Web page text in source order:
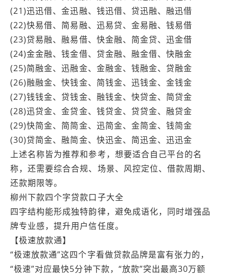
(21)迅迅借、金迅融、钱迅借、贷迅融、融迅借
(22)快易借、简易融、迅易贷、金易融、钱易借
(23)贷易融、融易借、快金融、简金贷、迅金借
(24)金金融、钱金借、贷金融、融金借、快融金
(25)简融金、迅融金、金融金、钱融金、贷融金
(26)融融金、快钱金、简钱金、迅钱金、金钱金
(27)钱钱金、贷钱金、融钱金、快贷金、简贷金
(28)迅贷金、金贷金、钱贷金、贷贷金、融贷金
(29)快简金、简简金、迅简金、金简金、钱简金
(30)贷简金、融简金、快迅金、简迅金、迅迅金
上述名称皆为推荐和参考，想要适合自己平台的名
称，还需要综合合规、场景、风控定位、借款周期、
还款期限等。
柳州下款四个字贷款口子大全
四字结构能形成独特韵律，避免成语化，同时增强品
牌专业感，提升用户信任度。
【极速放款通】
“极速放款通”这四个字看做贷款品牌是富有张力的，
“极速”对应最快5分钟下款，“放款”突出最高30万额